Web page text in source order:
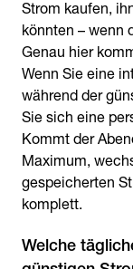
Strom kaufen,
könnten – wenn
Genau hier
Wenn Sie eine
während der
Sie sich eine
Kommt der
Maximum,
gespeicherten
komplett.
Welche